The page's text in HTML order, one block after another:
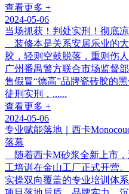
查看更多 +
2024-05-06
当场抓获！判处实刑！彻底凉
装修本是关系安居乐业的
胶，轻则空鼓脱落，重则伤
广州番禺警方联合市场监督
售假冒“德高”品牌瓷砖胶的
徒刑实刑，......
查看更多 +
2024-05-06
专业赋能落地｜西卡
落幕
随着西卡M砂浆全新上市
工培训在金山工厂正式开营
实操双向覆盖的专业培训体